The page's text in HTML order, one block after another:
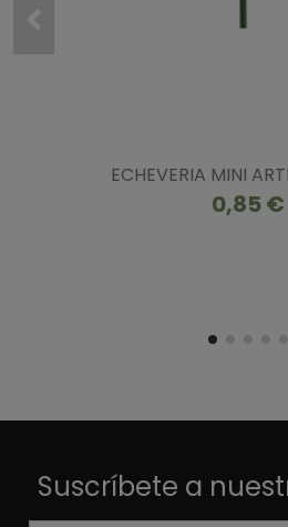
ECHEVERIA MINI
0,85 €
Suscríbete a